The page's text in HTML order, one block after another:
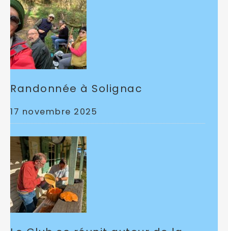
Randonnée à Solignac
17 novembre 2025